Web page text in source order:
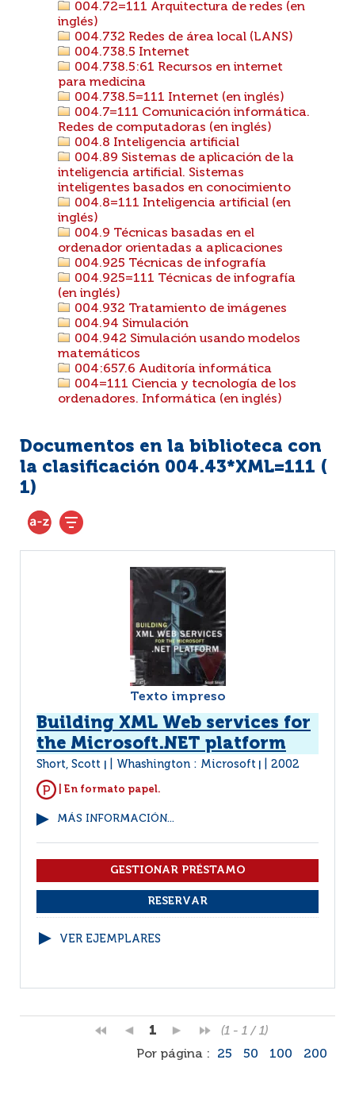
004.72=111 Arquitectura de redes (en
inglés)
004.732 Redes de área local (LANS)
004.738.5 Internet
004.738.5:61 Recursos en internet
para medicina
004.738.5=111 Internet (en inglés)
004.7=111 Comunicación informática.
Redes de computadoras (en inglés)
004.8 Inteligencia artificial
004.89 Sistemas de aplicación de la
inteligencia artificial. Sistemas
inteligentes basados en conocimiento
004.8=111 Inteligencia artificial (en
inglés)
004.9 Técnicas basadas en el
ordenador orientadas a aplicaciones
004.925 Técnicas de infografía
004.925=111 Técnicas de infografía
(en inglés)
004.932 Tratamiento de imágenes
004.94 Simulación
004.942 Simulación usando modelos
matemáticos
004:657.6 Auditoría informática
004=111 Ciencia y tecnología de los
ordenadores. Informática (en inglés)
Documentos en la biblioteca con
la clasificación 004.43*XML=111 (
1)
Texto impreso
Building XML Web services for
the Microsoft.NET platform
Short, Scott Whashington : Microsoft 2002
| En formato papel.
MÁS INFORMACIÓN...
VER EJEMPLARES
1
(1 - 1 / 1)
Por página :
25 50 100 200